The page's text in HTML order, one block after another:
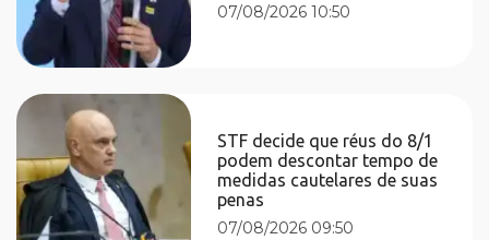
07/08/2026 10:50
STF decide que réus do 8/1
podem descontar tempo de
medidas cautelares de suas
penas
07/08/2026 09:50